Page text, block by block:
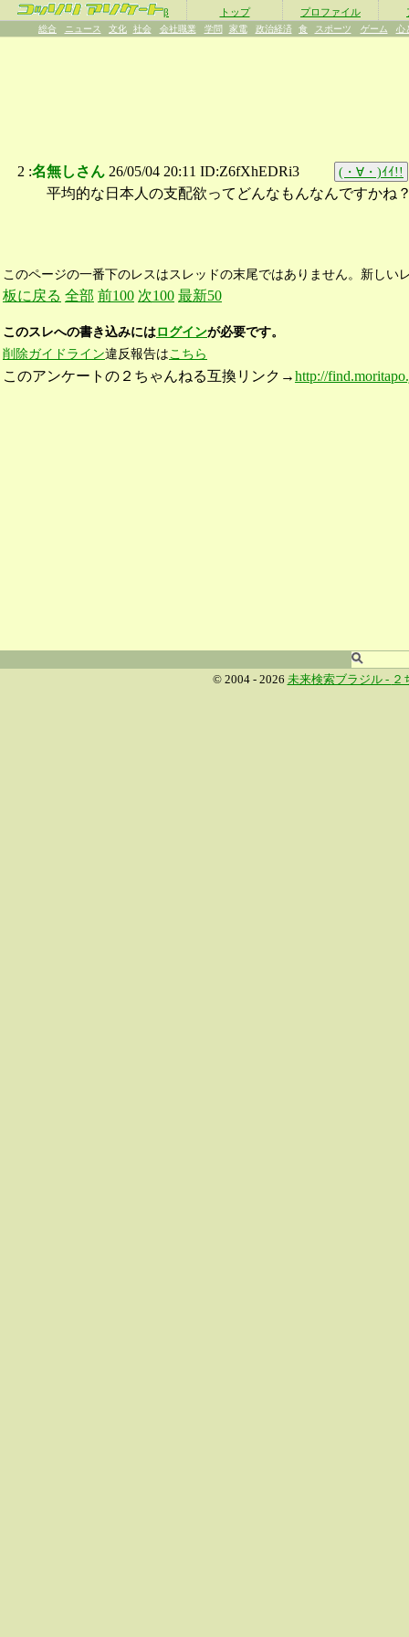
β トップ プロファイル
総合 ニュース 文化 社会 会社職業 学問 家電 政治経済 食 スポーツ ゲーム 心
2 :名無しさん 26/05/04 20:11 ID:Z6fXhEDRi3 (・∀・)ｲｲ!!
平均的な日本人の支配欲ってどんなもんなんですかね
このページの一番下のレスはスレッドの末尾ではありません。新し
板に戻る 全部 前100 次100 最新50
このスレへの書き込みにはログインが必要です。
削除ガイドライン違反報告はこちら
このアンケートの２ちゃんねる互換リンク→http://
© 2004 - 2026 未来検索ブラジル - ２